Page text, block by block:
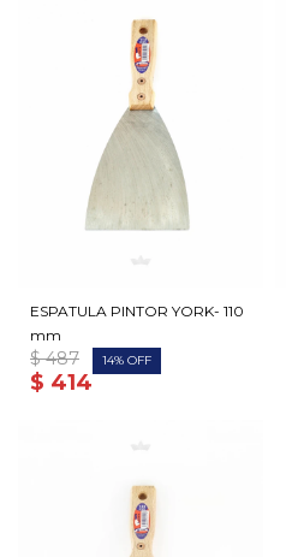
ESPATULA PINTOR YORK- 110
mm
$ 414
$ 487 14